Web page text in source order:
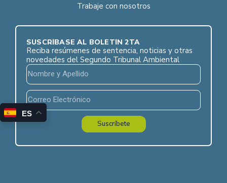
Trabaje con nosotros
SUSCRÍBASE AL BOLETÍN 2TA
Reciba resúmenes de sentencia, noticias y otras
novedades del Segundo Tribunal Ambiental
Suscríbete
ES